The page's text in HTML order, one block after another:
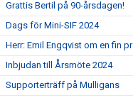
Grattis Bertil på 90-årsdagen!
Dags för Mini-SIF 2024
Herr: Emil Engqvist om en fin
Inbjudan till Årsmöte 2024
Supporterträff på Mulligans